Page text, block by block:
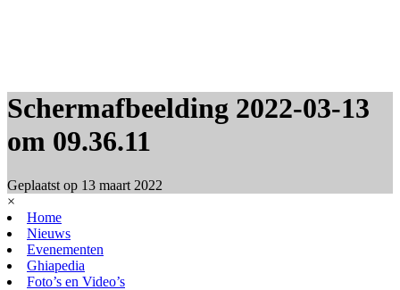
Schermafbeelding 2022-03-13
om 09.36.11
Geplaatst op 13 maart 2022
×
Home
Nieuws
Evenementen
Ghiapedia
Foto’s en Video’s